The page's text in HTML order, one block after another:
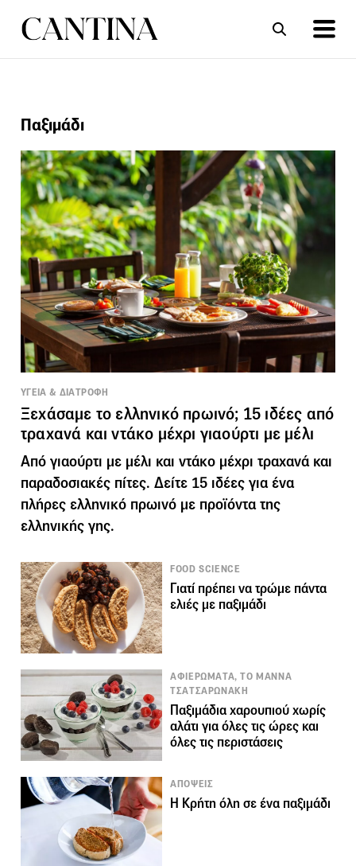
ΣΥΝΤΑΓΕΣ
Παξιμάδι
ΥΓΕΙΑ & ΔΙΑΤΡΟΦΗ
Ξεχάσαμε το ελληνικό πρωινό; 15 ιδέες από
τραχανά και ντάκο μέχρι γιαούρτι με μέλι
Από γιαούρτι με μέλι και ντάκο μέχρι τραχανά και
παραδοσιακές πίτες. Δείτε 15 ιδέες για ένα
πλήρες ελληνικό πρωινό με προϊόντα της
ελληνικής γης.
FOOD SCIENCE
Γιατί πρέπει να τρώμε πάντα
ελιές με παξιμάδι
ΑΦΙΕΡΩΜΑΤΑ, ΤΟ ΜΑΝΝΑ
ΤΣΑΤΣΑΡΩΝΑΚΗ
Παξιμάδια χαρουπιού χωρίς
αλάτι για όλες τις ώρες και
όλες τις περιστάσεις
ΑΠΟΨΕΙΣ
Η Κρήτη όλη σε ένα παξιμάδι